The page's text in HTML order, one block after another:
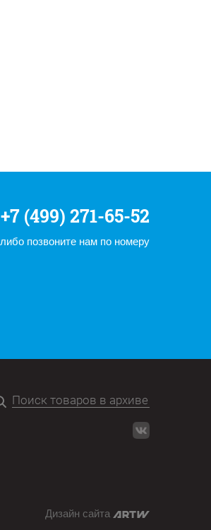
+7 (499) 271-65-52
либо позвоните нам по номеру
Дизайн сайта